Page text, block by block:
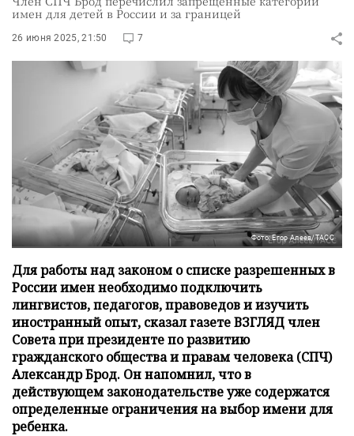
имен для детей в России и за границей
26 июня 2025, 21:50 7
Фото: Егор Алеев/ТАСС
Для работы над законом о списке разрешенных в
России имен необходимо подключить
лингвистов, педагогов, правоведов и изучить
иностранный опыт, сказал газете ВЗГЛЯД член
Совета при президенте по развитию
гражданского общества и правам человека (СПЧ)
Александр Брод. Он напомнил, что в
действующем законодательстве уже содержатся
определенные ограничения на выбор имени для
ребенка.